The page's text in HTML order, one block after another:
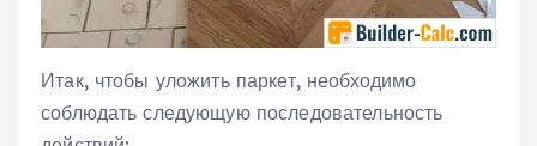
Итак, чтобы уложить паркет, необходимо
соблюдать следующую последовательность